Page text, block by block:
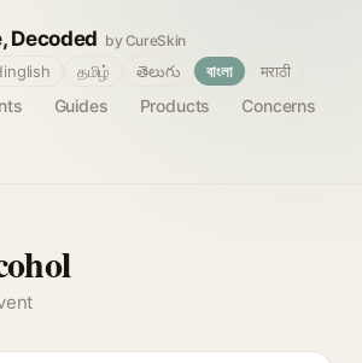
Decoded by CureSkin
Guides Products
Concerns
தமிழ் తెలుగు বাংলা मराठी